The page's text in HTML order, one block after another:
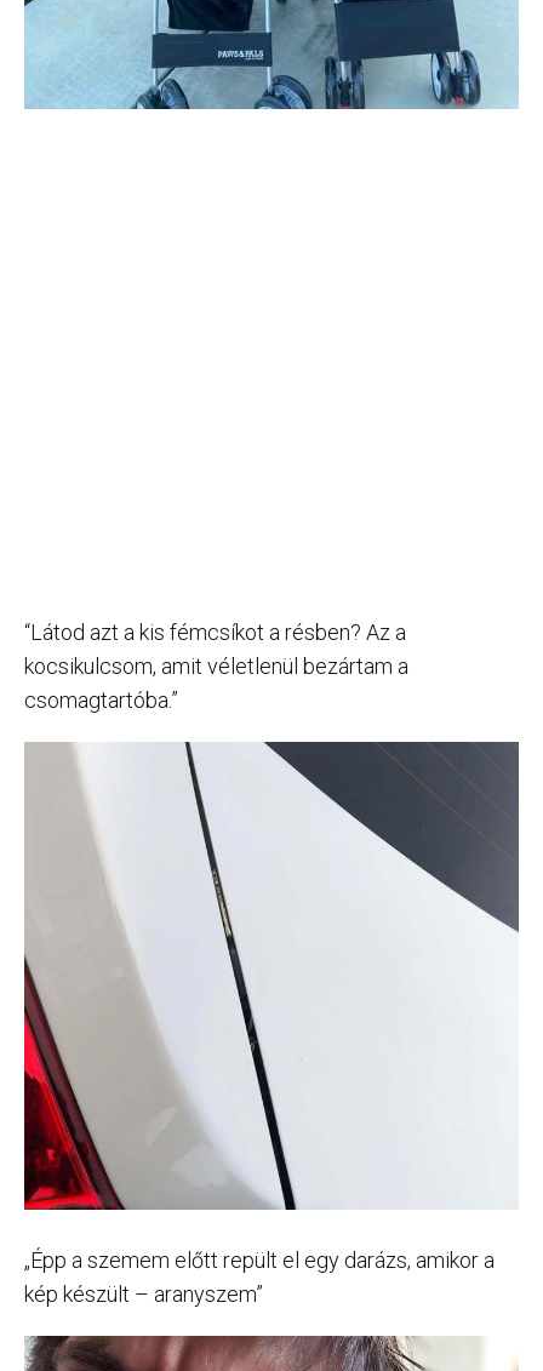
“Látod azt a kis fémcsíkot a résben? Az a
kocsikulcsom, amit véletlenül bezártam a
csomagtartóba.”
„Épp a szemem előtt repült el egy darázs, amikor a
kép készült – aranyszem”